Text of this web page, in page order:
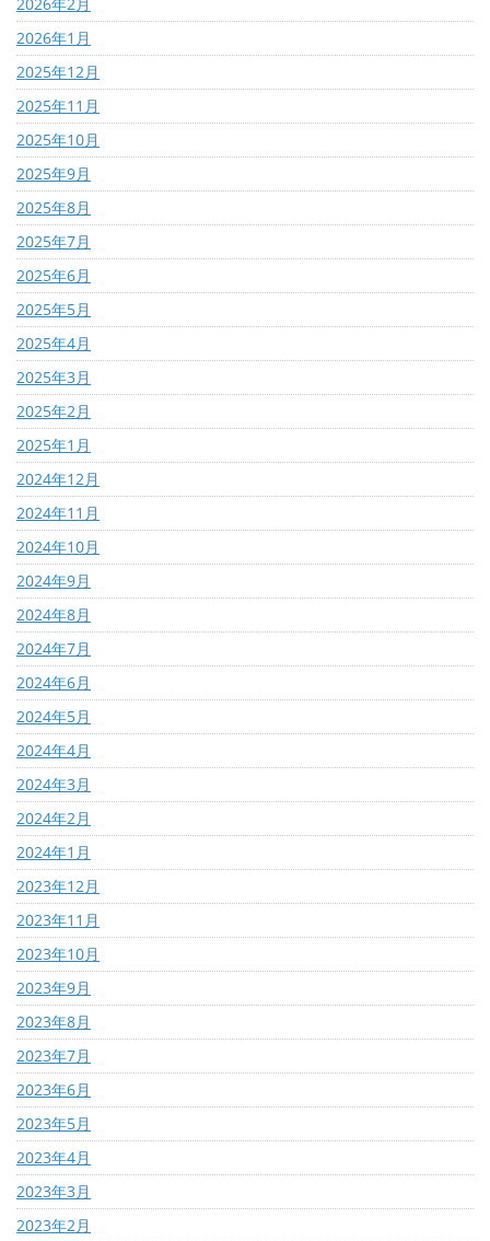
2026年1月
2025年12月
2025年11月
2025年10月
2025年9月
2025年8月
2025年7月
2025年6月
2025年5月
2025年4月
2025年3月
2025年2月
2025年1月
2024年12月
2024年11月
2024年10月
2024年9月
2024年8月
2024年7月
2024年6月
2024年5月
2024年4月
2024年3月
2024年2月
2024年1月
2023年12月
2023年11月
2023年10月
2023年9月
2023年8月
2023年7月
2023年6月
2023年5月
2023年4月
2023年3月
2023年2月